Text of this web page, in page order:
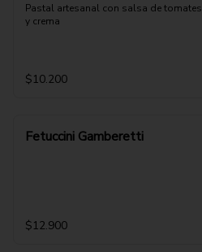
Pastal artesanal con salsa de tomates
y crema
$10.200
Fetuccini Gamberetti
$12.900